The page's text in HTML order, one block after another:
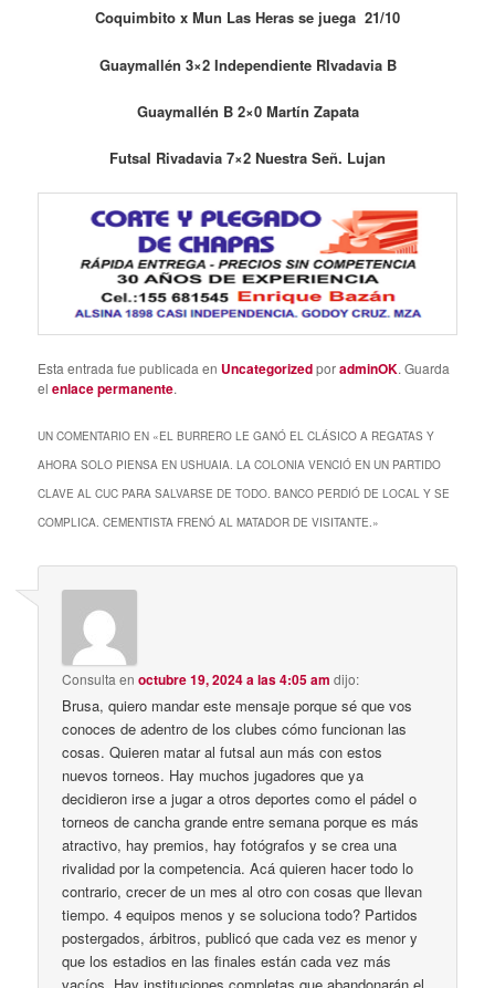
Coquimbito x Mun Las Heras se juega 21/10
Guaymallén 3×2 Independiente RIvadavia B
Guaymallén B 2×0 Martín Zapata
Futsal Rivadavia 7×2 Nuestra Señ. Lujan
Esta entrada fue publicada en UncategorizedporadminOK. Guarda
elenlace permanente.
UN COMENTARIO EN «EL BURRERO LE GANÓ EL CLÁSICO A REGATAS Y
AHORA SOLO PIENSA EN USHUAIA. LA COLONIA VENCIÓ EN UN PARTIDO
CLAVE AL CUC PARA SALVARSE DE TODO. BANCO PERDIÓ DE LOCAL Y SE
COMPLICA. CEMENTISTA FRENÓ AL MATADOR DE VISITANTE.»
Consulta enoctubre 19, 2024 a las 4:05 am dijo:
Brusa, quiero mandar este mensaje porque sé que vos
conoces de adentro de los clubes cómo funcionan las
cosas. Quieren matar al futsal aun más con estos
nuevos torneos. Hay muchos jugadores que ya
decidieron irse a jugar a otros deportes como el pádel o
torneos de cancha grande entre semana porque es más
atractivo, hay premios, hay fotógrafos y se crea una
rivalidad por la competencia. Acá quieren hacer todo lo
contrario, crecer de un mes al otro con cosas que llevan
tiempo. 4 equipos menos y se soluciona todo? Partidos
postergados, árbitros, publicó que cada vez es menor y
que los estadios en las finales están cada vez más